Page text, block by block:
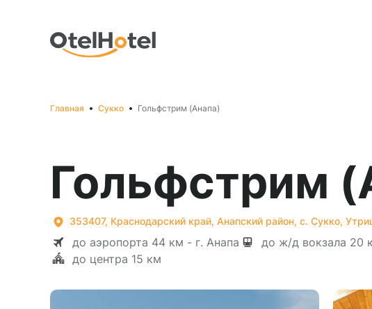
Главная Сукко Гольфстрим (Анапа)
Гольфстрим
353407, Краснодарский край, Анапский район, с. Сукко,
до аэропорта 44 км - г. Анапа до ж/д вокзала 20
до центра 15 км